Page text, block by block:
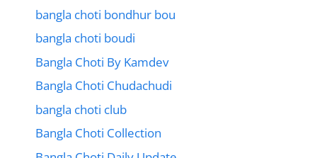
bangla choti bondhur bou
bangla choti boudi
Bangla Choti By Kamdev
Bangla Choti Chudachudi
bangla choti club
Bangla Choti Collection